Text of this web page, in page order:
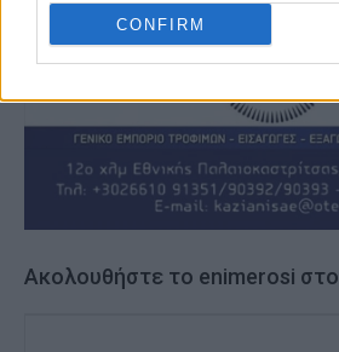
CONFIRM
Ακολουθήστε το enimerosi στο